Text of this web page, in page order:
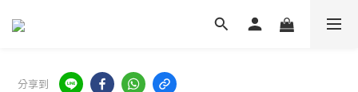
分享到